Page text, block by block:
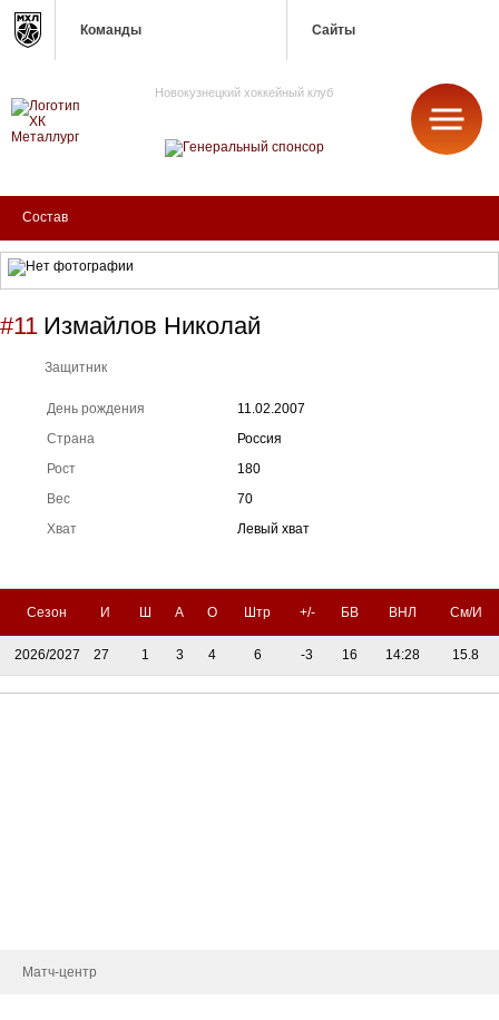
Команды Сайты
Новокузнецкий хоккейный клуб
Состав
#11 Измайлов Николай
Защитник
День рождения
Страна
Рост
Вес
Хват
11.02.2007
Россия
180
70
Левый хват
Сезон И Ш А О Штр +/- БВ ВНЛ См/И
2026/2027 27 1 3 4 6 -3 16 14:28 15.8
Матч-центр